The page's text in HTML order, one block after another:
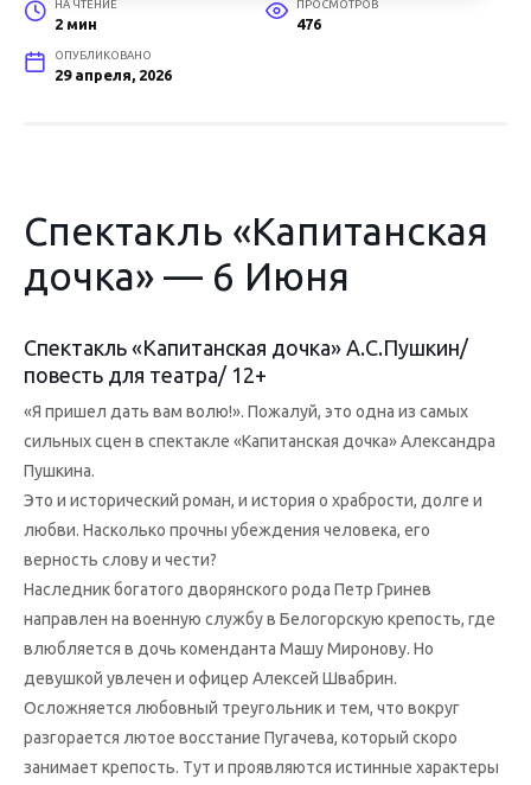
НА ЧТЕНИЕ
2 мин
ПРОСМОТРОВ
476
ОПУБЛИКОВАНО
29 апреля, 2026
Спектакль «Капитанская
дочка» — 6 Июня
Спектакль «Капитанская дочка» А.С.Пушкин/
повесть для театра/ 12+
«Я пришел дать вам волю!». Пожалуй, это одна из самых
сильных сцен в спектакле «Капитанская дочка» Александра
Пушкина.
Это и исторический роман, и история о храбрости, долге и
любви. Насколько прочны убеждения человека, его
верность слову и чести?
Наследник богатого дворянского рода Петр Гринев
направлен на военную службу в Белогорскую крепость, где
влюбляется в дочь коменданта Машу Миронову. Но
девушкой увлечен и офицер Алексей Швабрин.
Осложняется любовный треугольник и тем, что вокруг
разгорается лютое восстание Пугачева, который скоро
занимает крепость. Тут и проявляются истинные характеры